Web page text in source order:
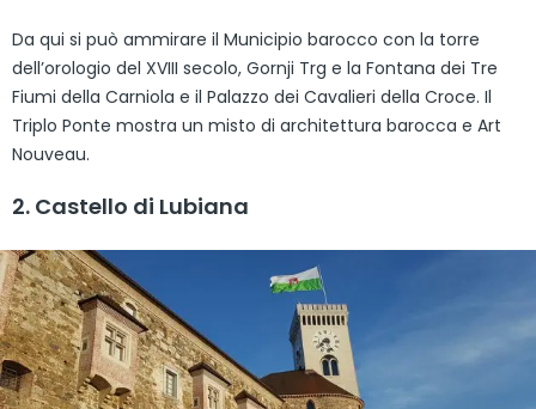
Da qui si può ammirare il Municipio barocco con la torre
dell’orologio del XVIII secolo, Gornji Trg e la Fontana dei Tre
Fiumi della Carniola e il Palazzo dei Cavalieri della Croce. Il
Triplo Ponte mostra un misto di architettura barocca e Art
Nouveau.
2. Castello di Lubiana